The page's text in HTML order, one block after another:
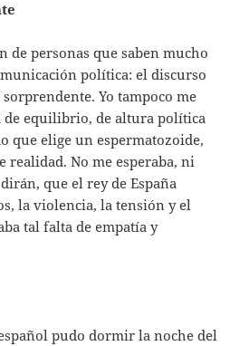
de personas que saben mucho
política: el discurso
Yo tampoco me
de equilibrio, de altura política
que elige un espermatozoide,
realidad. No me esperaba, ni
que el rey de España
la violencia, la tensión y el
tal falta de empatía y
pudo dormir la noche del